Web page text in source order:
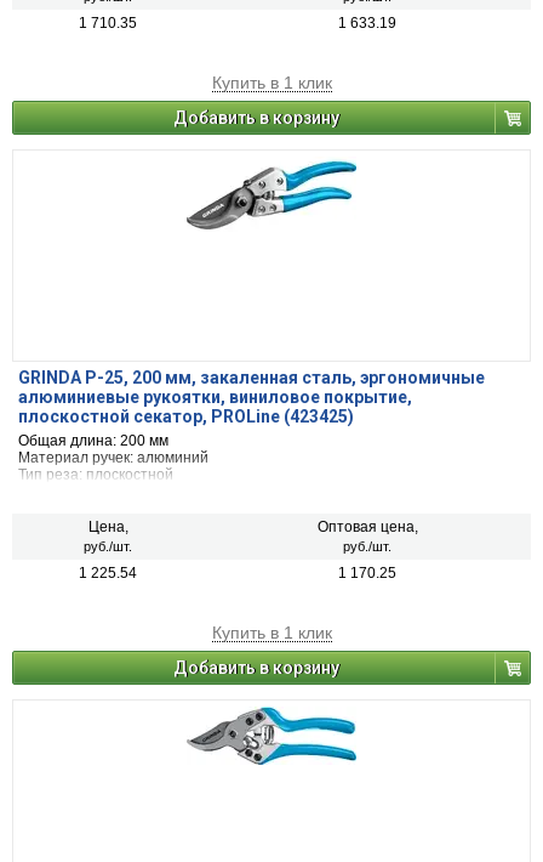
1 710.35 1 633.19
Купить в 1 клик
Добавить в корзину
GRINDA P-25, 200 мм, закаленная сталь, эргономичные
алюминиевые рукоятки, виниловое покрытие,
плоскостной секатор, PROLine (423425)
Общая длина: 200 мм
Материал ручек: алюминий
Тип реза: плоскостной
Цена,
руб./шт.
Оптовая цена,
руб./шт.
1 225.54 1 170.25
Купить в 1 клик
Добавить в корзину